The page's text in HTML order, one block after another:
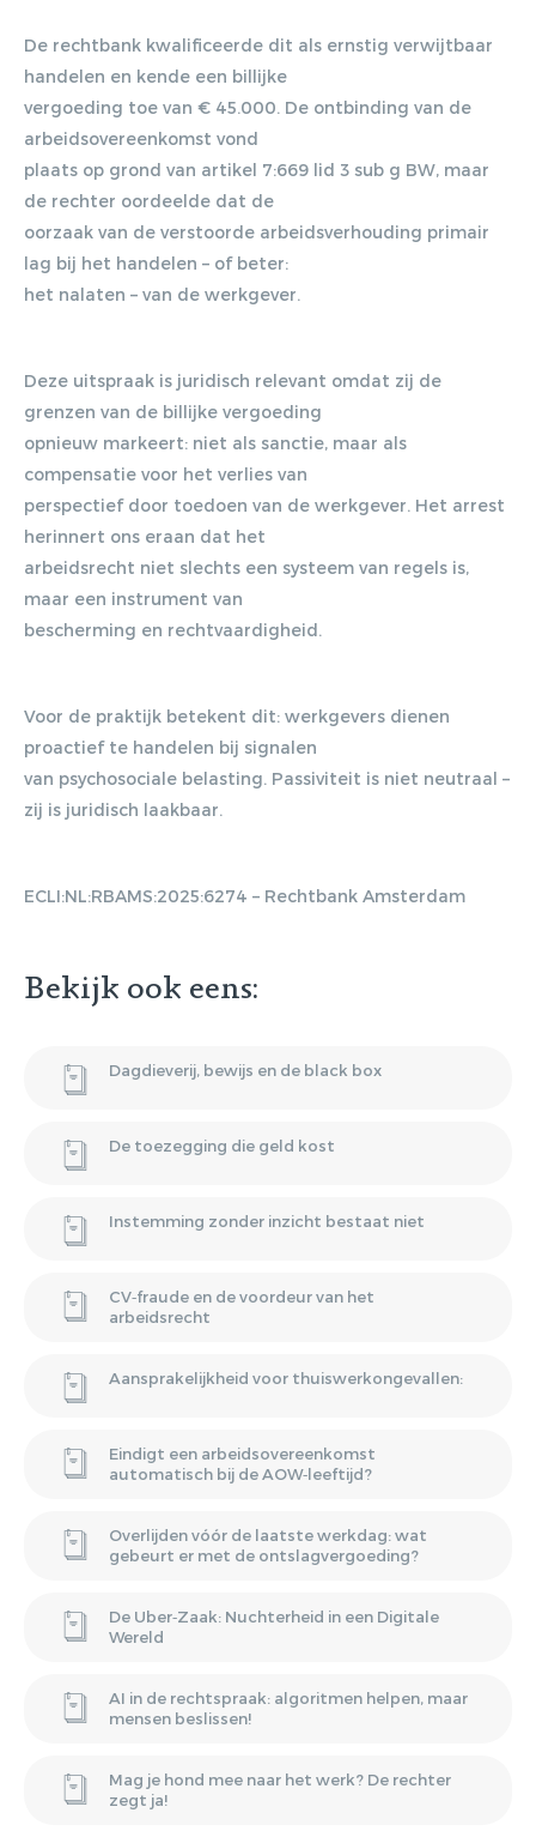
De rechtbank kwalificeerde dit als ernstig verwijtbaar
handelen en kende een billijke
vergoeding toe van € 45.000. De ontbinding van de
arbeidsovereenkomst vond
plaats op grond van artikel 7:669 lid 3 sub g BW, maar
de rechter oordeelde dat de
oorzaak van de verstoorde arbeidsverhouding primair
lag bij het handelen – of beter:
het nalaten – van de werkgever.
Deze uitspraak is juridisch relevant omdat zij de
grenzen van de billijke vergoeding
opnieuw markeert: niet als sanctie, maar als
compensatie voor het verlies van
perspectief door toedoen van de werkgever. Het arrest
herinnert ons eraan dat het
arbeidsrecht niet slechts een systeem van regels is,
maar een instrument van
bescherming en rechtvaardigheid.
Voor de praktijk betekent dit: werkgevers dienen
proactief te handelen bij signalen
van psychosociale belasting. Passiviteit is niet neutraal –
zij is juridisch laakbaar.
ECLI:NL:RBAMS:2025:6274 – Rechtbank Amsterdam
Bekijk ook eens:
Dagdieverij, bewijs en de black box
De toezegging die geld kost
Instemming zonder inzicht bestaat niet
CV‑fraude en de voordeur van het
arbeidsrecht
Aansprakelijkheid voor thuiswerkongevallen:
Eindigt een arbeidsovereenkomst
automatisch bij de AOW‑leeftijd?
Overlijden vóór de laatste werkdag: wat
gebeurt er met de ontslagvergoeding?
De Uber‑Zaak: Nuchterheid in een Digitale
Wereld
AI in de rechtspraak: algoritmen helpen, maar
mensen beslissen!
Mag je hond mee naar het werk? De rechter
zegt ja!
Gratis E-
magazine
ontvangen
Lorem ipsum dolor sit amet,
erat, quis ultricies ex. Cras placerat
suscip.